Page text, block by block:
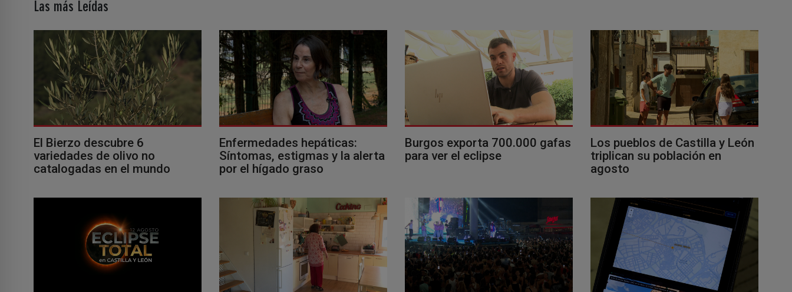
Las más Leídas
El Bierzo descubre 6
variedades de olivo no
catalogadas en el mundo
Enfermedades hepáticas:
Síntomas, estigmas y la alerta
por el hígado graso
Burgos exporta 700.000 gafas
para ver el eclipse
Los pueblos de Castilla y León
triplican su población en
agosto